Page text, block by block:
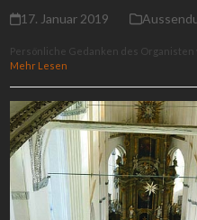
17. Januar 2019
Persönliche Gedanken des Organisten
Mehr Lesen